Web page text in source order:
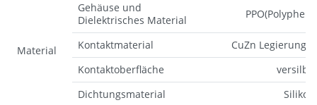
Material
Gehäuse und
Dielektrisches Material
Kontaktmaterial
CuZn
Kontaktoberfläche
Dichtungsmaterial
Silikon